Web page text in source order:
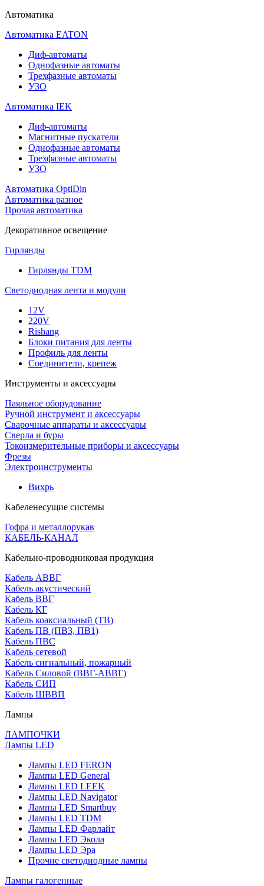
Автоматика
Автоматика EATON
Диф-автоматы
Однофазные автоматы
Трехфазные автоматы
УЗО
Автоматика IEK
Диф-автоматы
Магнитные пускатели
Однофазные автоматы
Трехфазные автоматы
УЗО
Автоматика OptiDin
Автоматика разное
Прочая автоматика
Декоративное освещение
Гирлянды
Гирлянды TDM
Светодиодная лента и модули
12V
220V
Rishang
Блоки питания для ленты
Профиль для ленты
Соединители, крепеж
Инструменты и аксессуары
Паяльное оборудование
Ручной инструмент и аксессуары
Сварочные аппараты и аксессуары
Сверла и буры
Токоизмерительные приборы и аксессуары
Фрезы
Электроинструменты
Вихрь
Кабеленесущие системы
Гофра и металлорукав
КАБЕЛЬ-КАНАЛ
Кабельно-проводниковая продукция
Кабель АВВГ
Кабель акустический
Кабель ВВГ
Кабель КГ
Кабель коаксиальный (ТВ)
Кабель ПВ (ПВ3, ПВ1)
Кабель ПВС
Кабель сетевой
Кабель сигнальный, пожарный
Кабель Силовой (ВВГ-АВВГ)
Кабель СИП
Кабель ШВВП
Лампы
ЛАМПОЧКИ
Лампы LED
Лампы LED FERON
Лампы LED General
Лампы LED LEEK
Лампы LED Navigator
Лампы LED Smartbuy
Лампы LED TDM
Лампы LED Фарлайт
Лампы LED Экола
Лампы LED Эра
Прочие светодиодные лампы
Лампы галогенные